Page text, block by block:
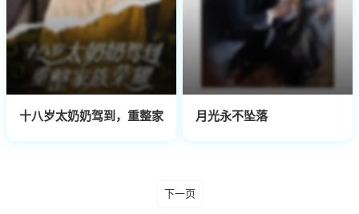
十八岁太奶奶驾到，重整家族荣耀月光永不坠落
下一页